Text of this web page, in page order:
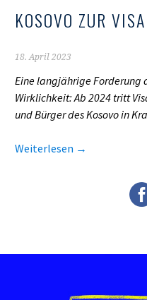
KOSOVO ZUR
18. April 2023
Eine langjährige Forderung
Wirklichkeit: Ab 2024 tritt
und Bürger des Kosovo in
Weiterlesen →